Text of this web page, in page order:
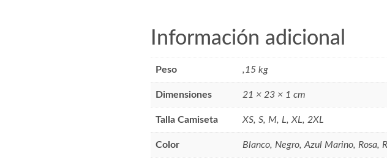
Información adicional
Peso ,15 kg
Dimensiones 21 × 23 × 1 cm
Talla Camiseta XS, S, M, L, XL, 2XL
Color Blanco, Negro, Azul Marino, Rosa,